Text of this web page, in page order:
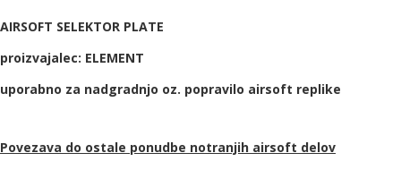
AIRSOFT SELEKTOR PLATE
proizvajalec: ELEMENT
uporabno za nadgradnjo oz. popravilo airsoft replike
Povezava do ostale ponudbe notranjih airsoft delov